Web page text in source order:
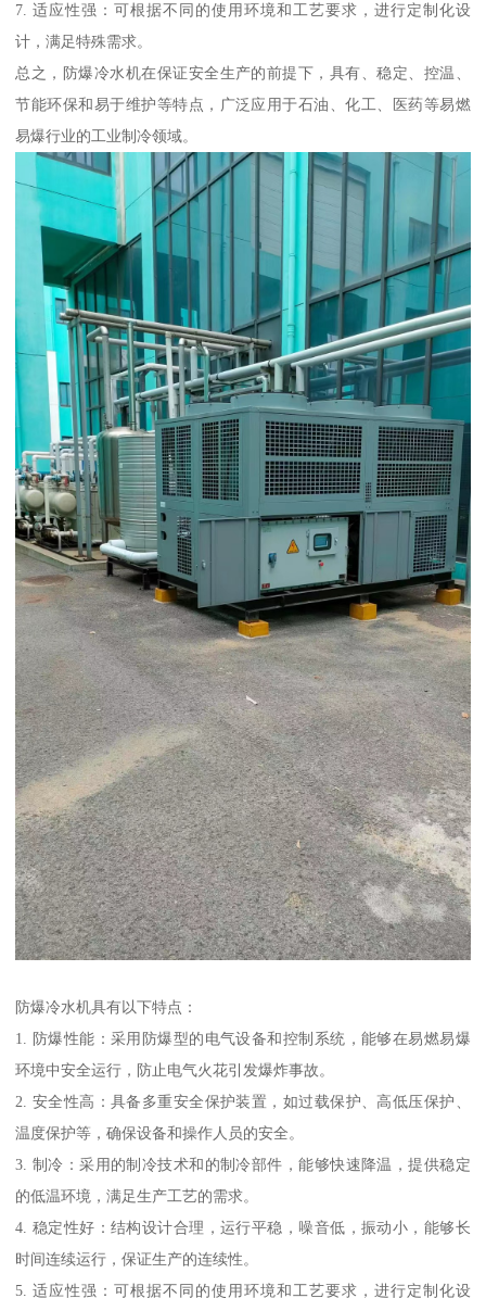
7. 适应性强：可根据不同的使用环境和工艺要求，进行定制化设
计，满足特殊需求。
总之，防爆冷水机在保证安全生产的前提下，具有、稳定、控温、
节能环保和易于维护等特点，广泛应用于石油、化工、医药等易燃
易爆行业的工业制冷领域。
防爆冷水机具有以下特点：
1. 防爆性能：采用防爆型的电气设备和控制系统，能够在易燃易爆
环境中安全运行，防止电气火花引发爆炸事故。
2. 安全性高：具备多重安全保护装置，如过载保护、高低压保护、
温度保护等，确保设备和操作人员的安全。
3. 制冷：采用的制冷技术和的制冷部件，能够快速降温，提供稳定
的低温环境，满足生产工艺的需求。
4. 稳定性好：结构设计合理，运行平稳，噪音低，振动小，能够长
时间连续运行，保证生产的连续性。
5. 适应性强：可根据不同的使用环境和工艺要求，进行定制化设